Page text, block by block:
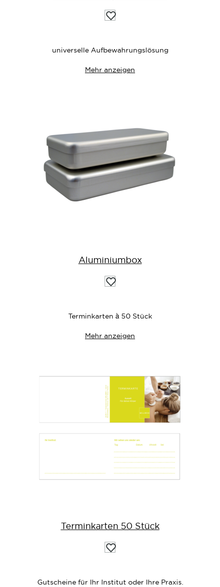
Auf
die
universelle Aufbewahrungslösung
Mehr anzeigen
Aluminiumbox
Auf
die
Terminkarten à 50 Stück
Mehr anzeigen
Terminkarten 50 Stück
Auf
die
Gutscheine für Ihr Institut oder Ihre Praxis.